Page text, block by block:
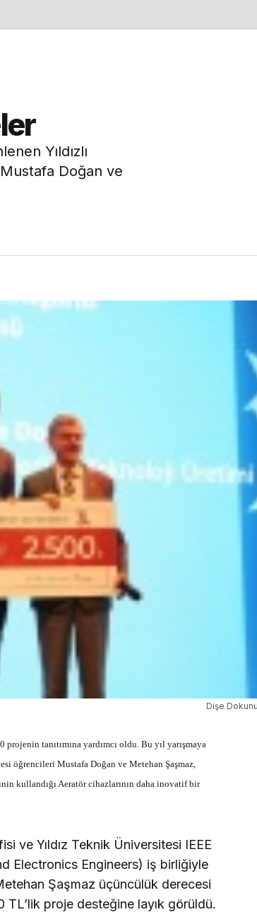
Yıldızlı
Doğan ve
Dişe
tanıtımına yardımcı oldu. Bu yıl yarışmaya
öğrencileri Mustafa Doğan ve Metehan Şaşmaz,
kullandığı Aeratör cihazlarının daha inovatif bir
ve Yıldız Teknik Üniversitesi IEEE
Electronics Engineers) iş birliğiyle
Şaşmaz üçüncülük derecesi
proje desteğine layık görüldü.